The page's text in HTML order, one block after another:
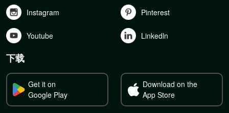
Instagram Pinterest
Youtube Linkedln
下载
Get it on
Google Play
Download on the
App Store